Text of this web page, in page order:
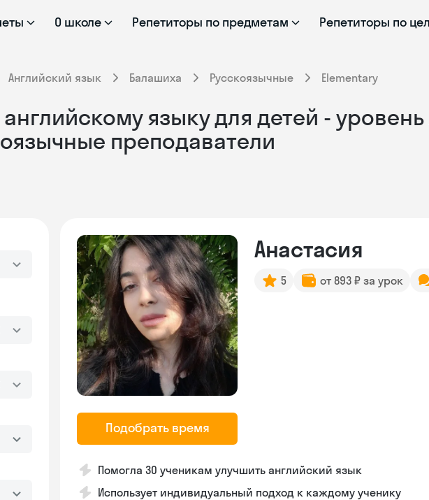
О школе Репетиторы по предметам Репетиторы по
Английский язык Балашиха Русскоязычные Elementary
языку для детей -
преподаватели
Подобрать время
Анастасия
5 от 893 ₽ за урок
Помогла 30 ученикам улучшить английский язык
Использует индивидуальный подход к каждому ученику